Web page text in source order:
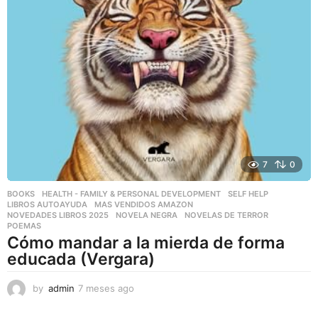
7 0
BOOKS ,HEALTH - FAMILY & PERSONAL DEVELOPMENT ,SELF HELP
LIBROS AUTOAYUDA
,MAS VENDIDOS AMAZON
NOVEDADES LIBROS 2025
,NOVELA NEGRA ,NOVELAS DE TERROR
POEMAS
Cómo mandar a la mierda de forma
educada (Vergara)
by admin 7 meses ago